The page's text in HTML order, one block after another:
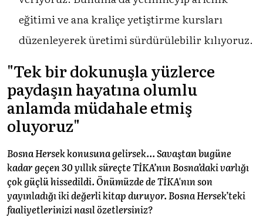
eğitimi ve ana kraliçe yetiştirme kursları
düzenleyerek üretimi sürdürülebilir kılıyoruz.
"Tek bir dokunuşla yüzlerce
paydaşın hayatına olumlu
anlamda müdahale etmiş
oluyoruz"
Bosna Hersek konusuna gelirsek... Savaştan bugüne
kadar geçen 30 yıllık süreçte TİKA’nın Bosna’daki varlığı
çok güçlü hissedildi. Önümüzde de TİKA'nın son
yayınladığı iki değerli kitap duruyor. Bosna Hersek’teki
faaliyetlerinizi nasıl özetlersiniz?